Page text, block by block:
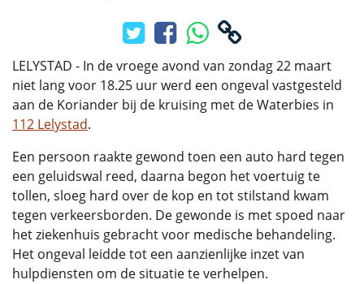
LELYSTAD - In de vroege avond van zondag 22 maart
niet lang voor 18.25 uur werd een ongeval vastgesteld
aan de Koriander bij de kruising met de Waterbies in
112 Lelystad.
Een persoon raakte gewond toen een auto hard tegen
een geluidswal reed, daarna begon het voertuig te
tollen, sloeg hard over de kop en tot stilstand kwam
tegen verkeersborden. De gewonde is met spoed naar
het ziekenhuis gebracht voor medische behandeling.
Het ongeval leidde tot een aanzienlijke inzet van
hulpdiensten om de situatie te verhelpen.